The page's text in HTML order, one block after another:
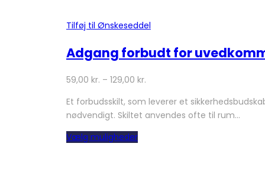
Tilføj til Ønskeseddel
Adgang forbudt for
59,00 kr. – 129,00 kr.
Et forbudsskilt, som leverer et
nødvendigt. Skiltet anvendes ofte til rum…
Vælg mulighederDette